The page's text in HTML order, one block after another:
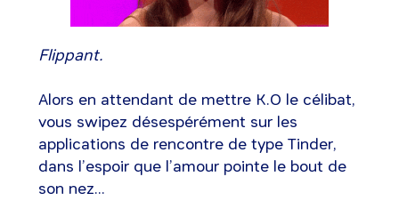
Flippant.
Alors en attendant de mettre K.O le célibat,
vous swipez désespérément sur les
applications de rencontre de type Tinder,
dans l’espoir que l’amour pointe le bout de
son nez...